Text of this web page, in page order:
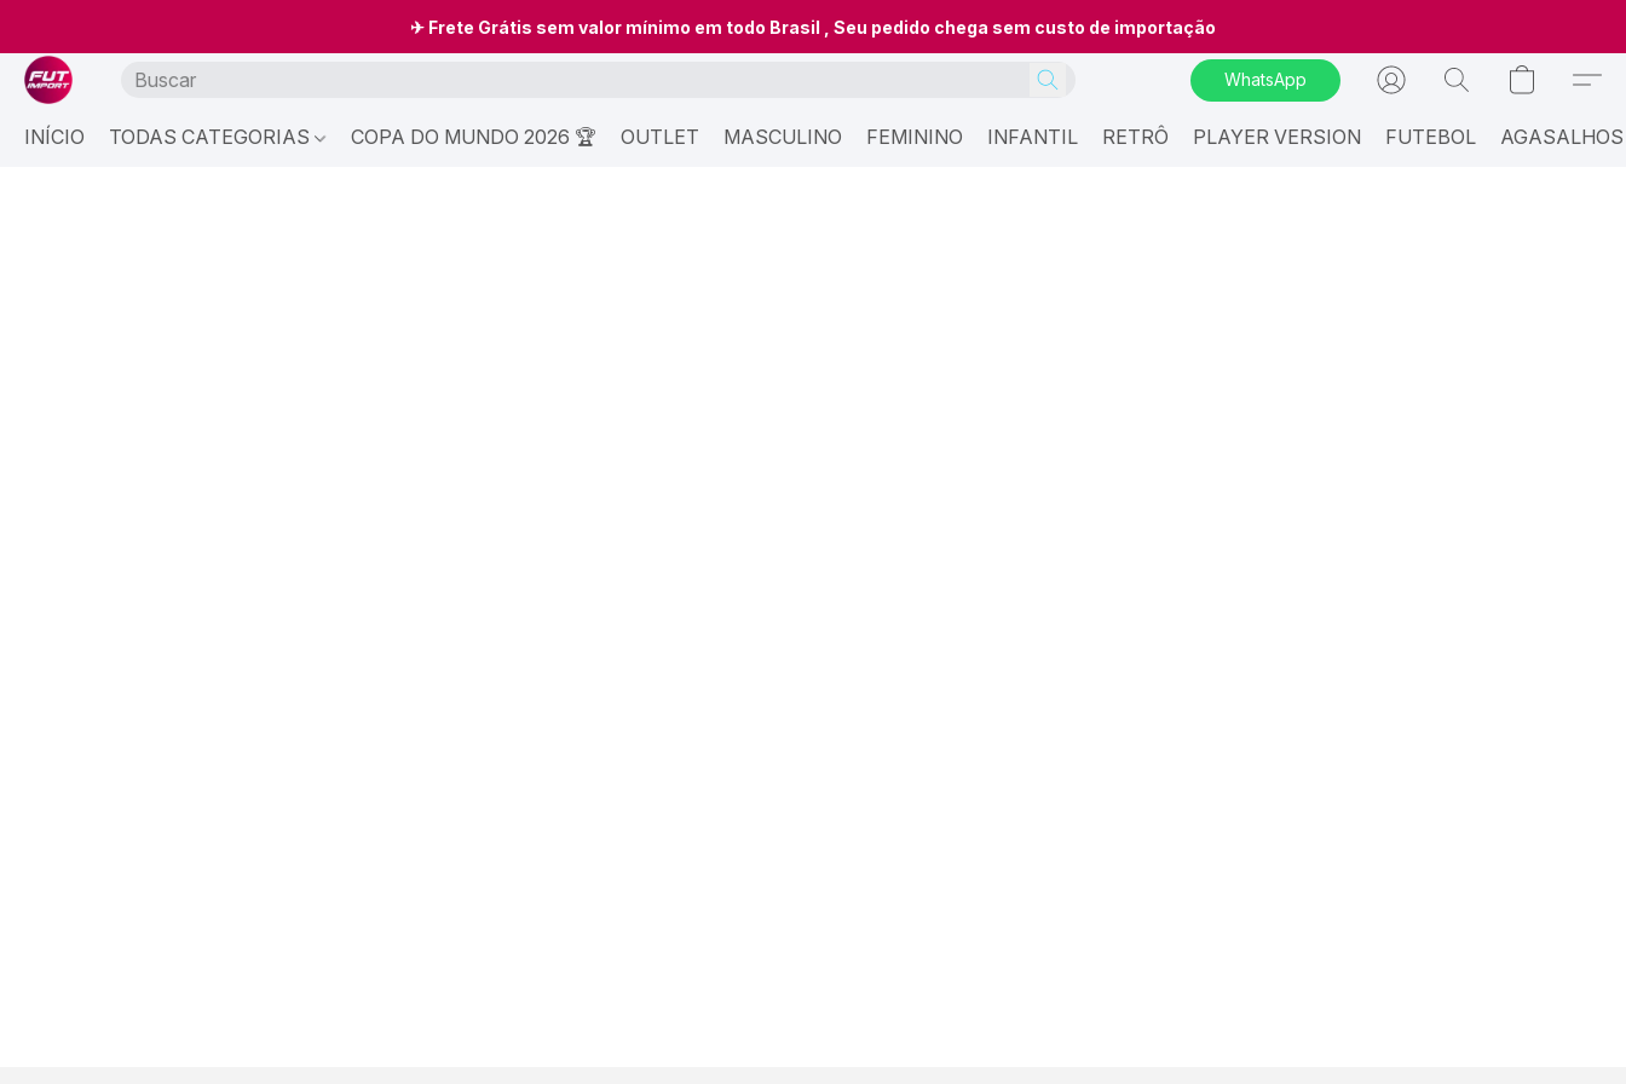
✈ Frete Grátis sem valor mínimo em todo Brasil , Seu pedido chega sem custo de importação
WhatsApp
INÍCIO TODAS CATEGORIAS COPA DO MUNDO 2026 🏆 OUTLET MASCULINO FEMININO INFANTIL RETRÔ PLAYER VERSION FUTEBOL AGASALHOS